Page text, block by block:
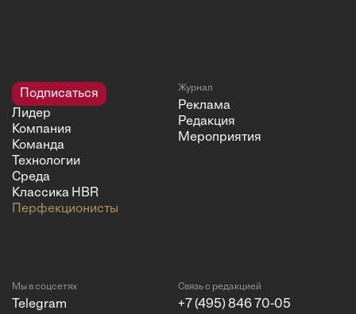
Подписаться
Лидер
Компания
Команда
Технологии
Среда
Классика HBR
Перфекционисты
Журнал
Реклама
Редакция
Мероприятия
Мы в соцсетях
Telegram
Связь с редакцией
+7 (495) 846 70-05